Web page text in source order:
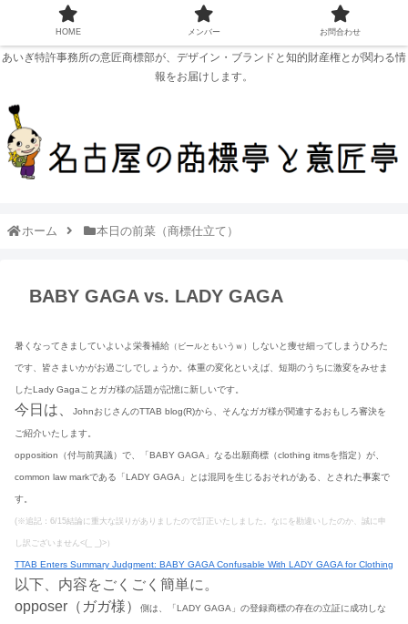
あいぎ特許事務所の意匠商標部が、デザイン・ブランドと知的財産権とが関わる情
報をお届けします。
ホーム 本日の前菜（商標仕立て）
BABY GAGA vs. LADY GAGA
暑くなってきましていよいよ栄養補給 （ビールともいうｗ） しないと痩せ細ってしまうひろた
です、皆さまいかがお過ごしでしょうか。体重の変化といえば、短期のうちに激変をみせま
したLady Gagaことガガ様の話題が記憶に新しいです。
今日は、 JohnおじさんのTTAB blog(R)から、そんなガガ様が関連するおもしろ審決を
ご紹介いたします。
opposition（付与前異議）で、「BABY GAGA」なる出願商標（clothing itmsを指定）が、
common law markである「LADY GAGA」とは混同を生じるおそれがある、とされた事案で
す。
(※追記：6/15結論に重大な誤りがありましたので訂正いたしました。なにを勘違いしたのか、誠に申
し訳ございません<(_ _)>）
TTAB Enters Summary Judgment: BABY GAGA Confusable With LADY GAGA for Clothing
以下、内容をごくごく簡単に。
opposer（ガガ様）
側は、「LADY GAGA」の登録商標の存在の立証に成功しな
HOME メンバー お問合わせ